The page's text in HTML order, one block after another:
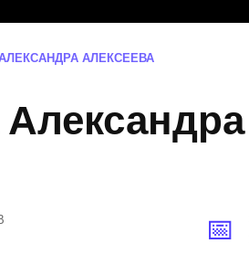
АЛЕКСЕЕВА